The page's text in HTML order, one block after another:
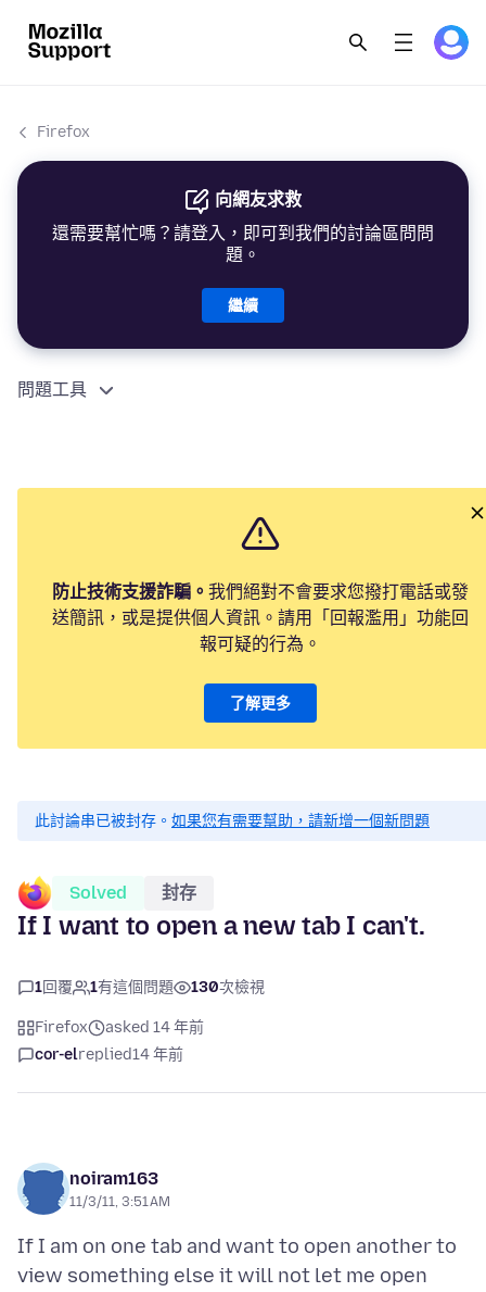
Firefox
向網友求救
還需要幫忙嗎？請登入，即可到我們的討論區問問
題。
繼續
問題工具
防止技術支援詐騙。 我們絕對不會要求您撥打電話或發
送簡訊，或是提供個人資訊。請用「回報濫用」功能回
報可疑的行為。
了解更多
此討論串已被封存。 如果您有需要幫助，請新增一個新問題
Solved 封存
If I want to open a new tab I can't.
1回覆 1有這個問題 130次檢視
Firefox
asked 14 年前
cor-elreplied14 年前
noiram163
11/3/11, 3:51 AM
If I am on one tab and want to open another to
view something else it will not let me open